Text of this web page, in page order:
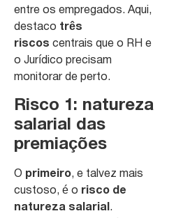
entre os empregados. Aqui,
destaco três
riscos centrais que o RH e
o Jurídico precisam
monitorar de perto.
Risco 1: natureza
salarial das
premiações
O primeiro, e talvez mais
custoso, é o risco de
natureza salarial .